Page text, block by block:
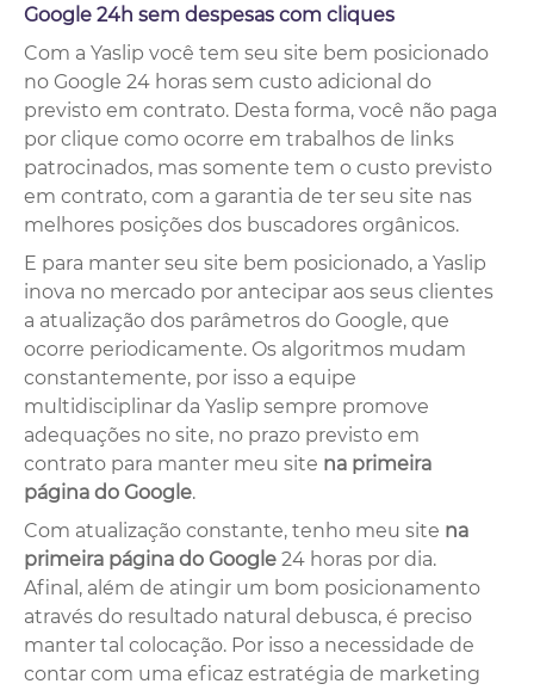
Google 24h sem despesas com cliques
Com a Yaslip você tem seu site bem posicionado
no Google 24 horas sem custo adicional do
previsto em contrato. Desta forma, você não paga
por clique como ocorre em trabalhos de links
patrocinados, mas somente tem o custo previsto
em contrato, com a garantia de ter seu site nas
melhores posições dos buscadores orgânicos.
E para manter seu site bem posicionado, a Yaslip
inova no mercado por antecipar aos seus clientes
a atualização dos parâmetros do Google, que
ocorre periodicamente. Os algoritmos mudam
constantemente, por isso a equipe
multidisciplinar da Yaslip sempre promove
adequações no site, no prazo previsto em
contrato para manter meu site na primeira
página do Google.
Com atualização constante, tenho meu site na
primeira página do Google 24 horas por dia.
Afinal, além de atingir um bom posicionamento
através do resultado natural debusca, é preciso
manter tal colocação. Por isso a necessidade de
contar com uma eficaz estratégia de marketing